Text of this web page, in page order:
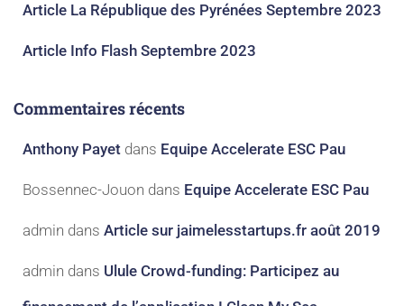
Article La République des Pyrénées Septembre 2023​
Article Info Flash Septembre 2023​
Commentaires récents
Anthony Payet dans Equipe Accelerate ESC Pau
Bossennec-Jouon dans Equipe Accelerate ESC Pau
admin dans Article sur jaimelesstartups.fr août 2019
admin dans Ulule Crowd-funding: Participez au